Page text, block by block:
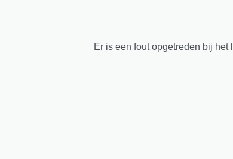
Er is een fout opgetreden bij het